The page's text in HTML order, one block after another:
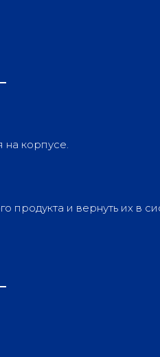
корпусе.
продукта и вернуть их в